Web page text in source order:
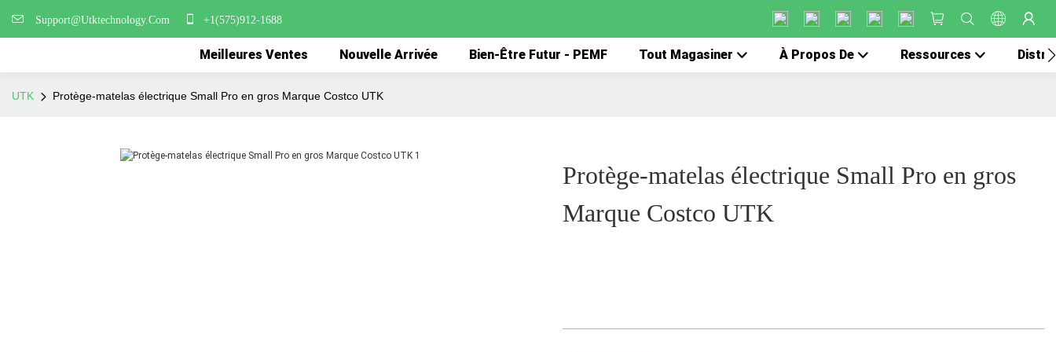
Support@Utktechnology.Com +1(575)912-1688
Meilleures Ventes Nouvelle Arrivée Bien-Être Futur - PEMF Tout Magasiner À Propos De Ressources
UTK Protège-matelas électrique Small Pro en gros Marque Costco UTK
Protège-matelas électrique Small Pro en gros
Marque Costco UTK